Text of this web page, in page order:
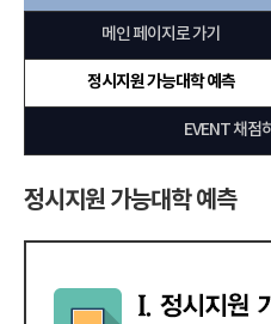
메인 페이지로 가기
정시지원 가능대학 예측
EVENT 채점
정시지원 가능대학 예측